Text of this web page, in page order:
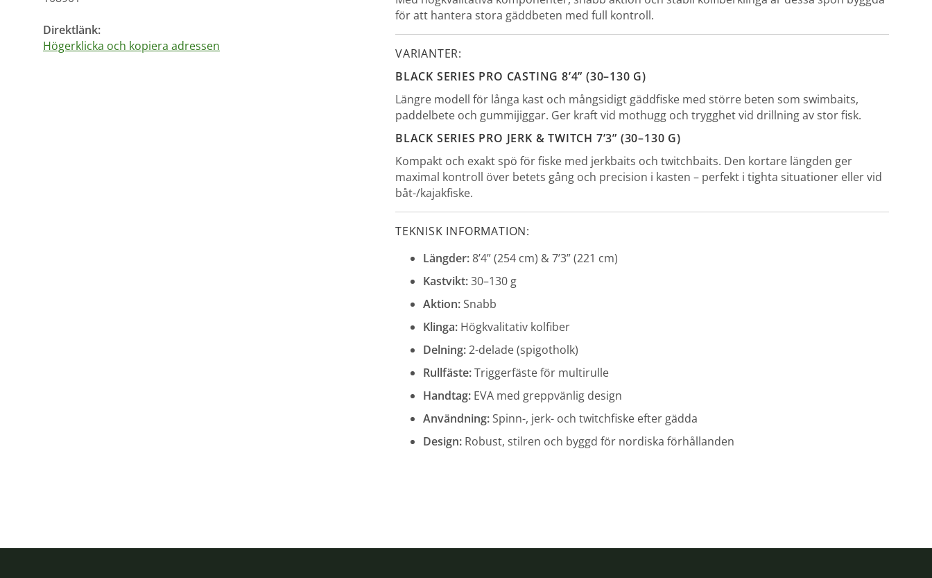
för att hantera stora gäddbeten med full kontroll.
VARIANTER:
BLACK SERIES PRO CASTING 8’4” (30–130 G)
Längre modell för långa kast och mångsidigt gäddfiske med större beten som swimbaits,
paddelbete och gummijiggar. Ger kraft vid mothugg och trygghet vid drillning av stor fisk.
BLACK SERIES PRO JERK & TWITCH 7’3” (30–130 G)
Kompakt och exakt spö för fiske med jerkbaits och twitchbaits. Den kortare längden ger
maximal kontroll över betets gång och precision i kasten – perfekt i tighta situationer eller vid
båt-/kajakfiske.
TEKNISK INFORMATION:
Längder:8’4” (254 cm) & 7’3” (221 cm)
Kastvikt:30–130 g
Aktion:Snabb
Klinga: Högkvalitativ kolfiber
Delning:2-delade (spigotholk)
Rullfäste:Triggerfäste för multirulle
Handtag: EVA med greppvänlig design
Användning:Spinn-, jerk- och twitchfiske efter gädda
Design: Robust, stilren och byggd för nordiska förhållanden
Direktlänk:
Högerklicka och kopiera adressen